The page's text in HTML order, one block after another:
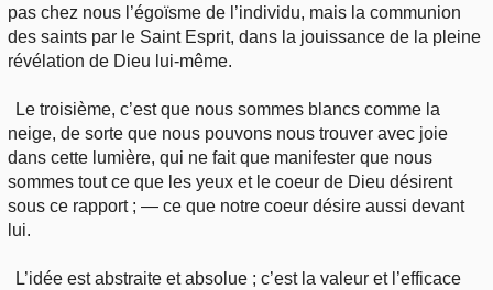
pas chez nous l’égoïsme de l’individu, mais la communion
des saints par le Saint Esprit, dans la jouissance de la pleine
révélation de Dieu lui-même.
Le troisième, c’est que nous sommes blancs comme la
neige, de sorte que nous pouvons nous trouver avec joie
dans cette lumière, qui ne fait que manifester que nous
sommes tout ce que les yeux et le coeur de Dieu désirent
sous ce rapport ; — ce que notre coeur désire aussi devant
lui.
L’idée est abstraite et absolue ; c’est la valeur et l’efficace